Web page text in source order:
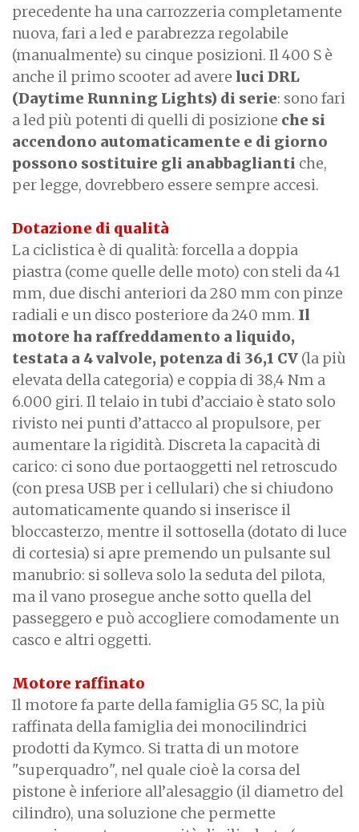
precedente ha una carrozzeria completamente
nuova, fari a led e parabrezza regolabile
(manualmente) su cinque posizioni. Il 400 S è
anche il primo scooter ad avere luci DRL
(Daytime Running Lights) di serie: sono fari
a led più potenti di quelli di posizione che si
accendono automaticamente e di giorno
possono sostituire gli anabbaglianti che,
per legge, dovrebbero essere sempre accesi.
Dotazione di qualità
La ciclistica è di qualità: forcella a doppia
piastra (come quelle delle moto) con steli da 41
mm, due dischi anteriori da 280 mm con pinze
radiali e un disco posteriore da 240 mm. Il
motore ha raffreddamento a liquido,
testata a 4 valvole, potenza di 36,1 CV (la più
elevata della categoria) e coppia di 38,4 Nm a
6.000 giri. Il telaio in tubi d’acciaio è stato solo
rivisto nei punti d’attacco al propulsore, per
aumentare la rigidità. Discreta la capacità di
carico: ci sono due portaoggetti nel retroscudo
(con presa USB per i cellulari) che si chiudono
automaticamente quando si inserisce il
bloccasterzo, mentre il sottosella (dotato di luce
di cortesia) si apre premendo un pulsante sul
manubrio: si solleva solo la seduta del pilota,
ma il vano prosegue anche sotto quella del
passeggero e può accogliere comodamente un
casco e altri oggetti.
Motore raffinato
Il motore fa parte della famiglia G5 SC, la più
raffinata della famiglia dei monocilindrici
prodotti da Kymco. Si tratta di un motore
"superquadro", nel quale cioè la corsa del
pistone è inferiore all’alesaggio (il diametro del
cilindro), una soluzione che permette